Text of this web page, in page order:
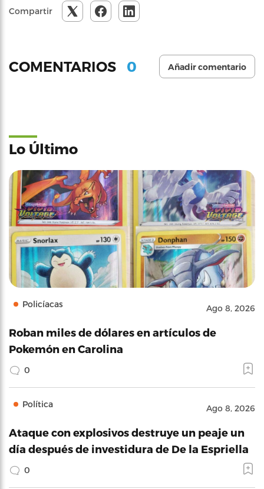
Compartir
COMENTARIOS 0 Añadir comentario
Lo Último
Policíacas Ago 8, 2026
Roban miles de dólares en artículos de
Pokemón en Carolina
0
Política Ago 8, 2026
Ataque con explosivos destruye un peaje un
día después de investidura de De la Espriella
0